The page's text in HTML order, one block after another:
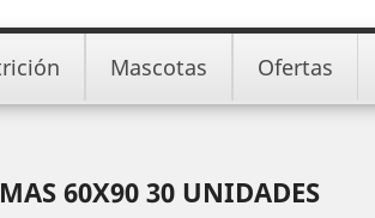
Mascotas Ofertas
60X90 30 UNIDADES